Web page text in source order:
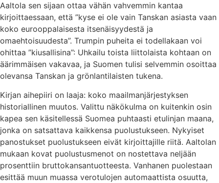
Aaltola sen sijaan ottaa vähän vahvemmin kantaa
kirjoittaessaan, että ”kyse ei ole vain Tanskan asiasta vaan
koko eurooppalaisesta itsenäisyydestä ja
omaehtoisuudesta”. Trumpin puheita ei todellakaan voi
ohittaa ”kiusallisina”: Uhkailu toista liittolaista kohtaan on
äärimmäisen vakavaa, ja Suomen tulisi selvemmin osoittaa
olevansa Tanskan ja grönlantilaisten tukena.
Kirjan aihepiiri on laaja: koko maailmanjärjestyksen
historiallinen muutos. Valittu näkökulma on kuitenkin osin
kapea sen käsitellessä Suomea puhtaasti etulinjan maana,
jonka on satsattava kaikkensa puolustukseen. Nykyiset
panostukset puolustukseen eivät kirjoittajille riitä. Aaltolan
mukaan kovat puolustusmenot on nostettava neljään
prosenttiin bruttokansantuotteesta. Vanhanen puolestaan
esittää muun muassa verotulojen automaattista osuutta,